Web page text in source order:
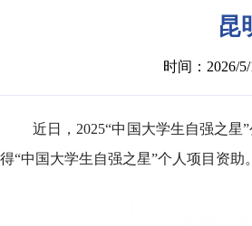
昆
时间：2026/
近日，2025“中国大学生自强之
得“中国大学生自强之星”个人项目资